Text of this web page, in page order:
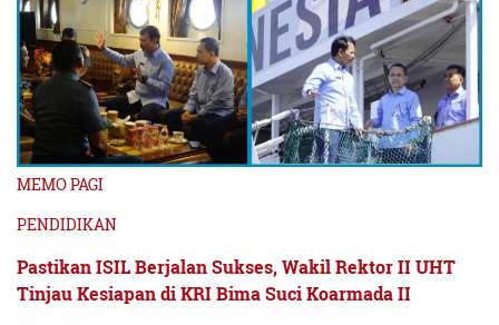
MEMO PAGI
PENDIDIKAN
Pastikan ISIL Berjalan Sukses, Wakil Rektor II UHT
Tinjau Kesiapan di KRI Bima Suci Koarmada II